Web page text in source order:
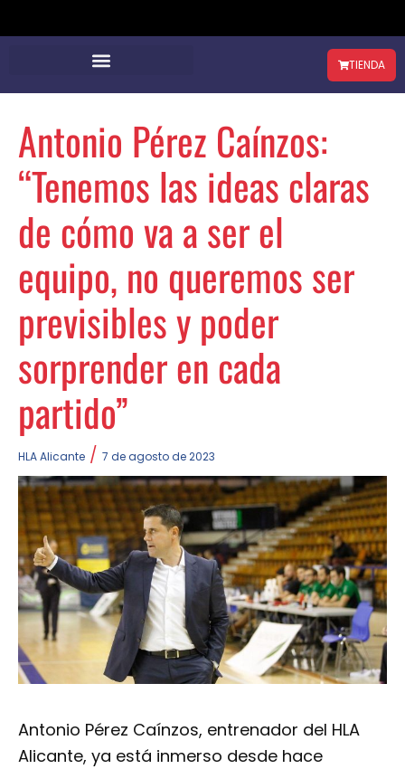
TIENDA
Antonio Pérez Caínzos:
“Tenemos las ideas claras
de cómo va a ser el
equipo, no queremos ser
previsibles y poder
sorprender en cada
partido”
HLA Alicante / 7 de agosto de 2023
Antonio Pérez Caínzos, entrenador del HLA
Alicante, ya está inmerso desde hace